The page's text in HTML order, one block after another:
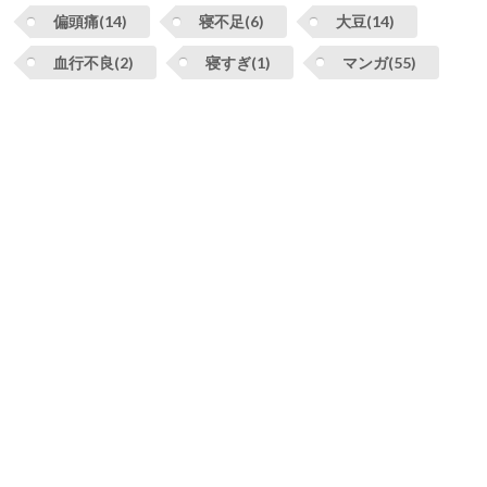
偏頭痛(14) 寝不足(6) 大豆(14)
血行不良(2) 寝すぎ(1) マンガ(55)